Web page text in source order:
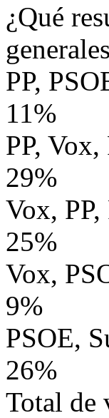
¿Qué
PP,
11%
PP, Vox,
29%
Vox,
25%
Vox,
9%
PSOE,
26%
Total de